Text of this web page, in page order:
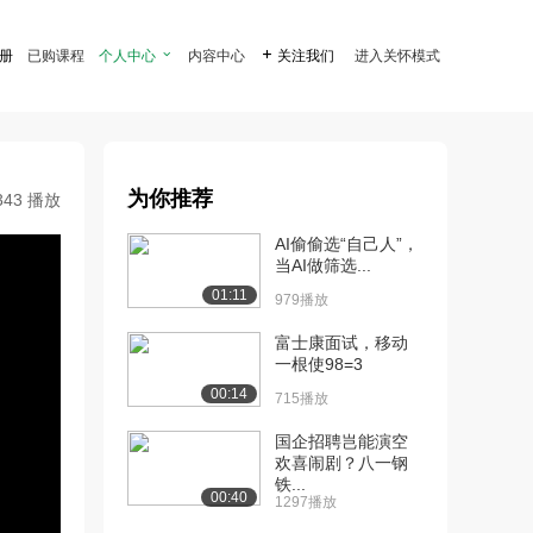
已购课程 个人中心  内容中心  关注我们 进入关怀模式
播放 为你推荐
01:11
AI偷偷选“自己人”，
当AI做筛选...
979播放
00:14
富士康面试，移动
一根使98=3
715播放
00:40
国企招聘岂能演空
欢喜闹剧？八一钢
铁...
1297播放